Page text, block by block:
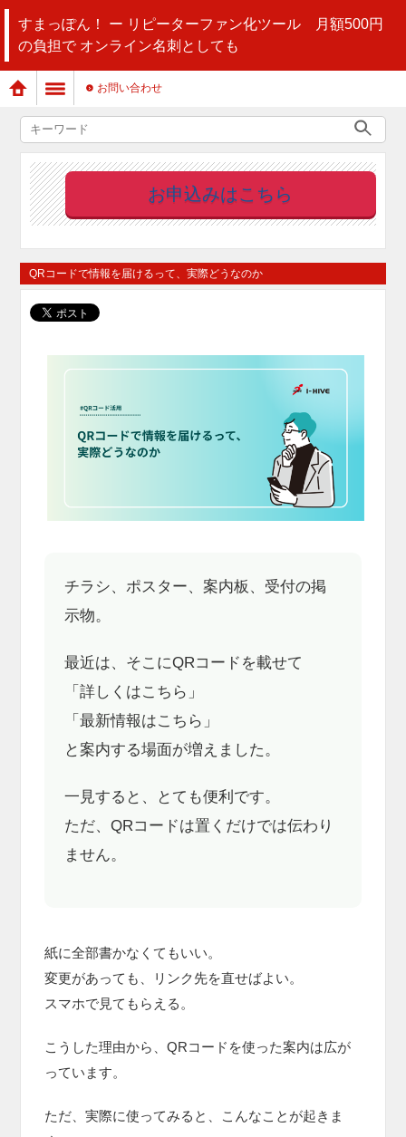
すまっぽん！ ー リピーターファン化ツール 月額500円
の負担で オンライン名刺としても
お問い合わせ
お申込みはこちら
QRコードで情報を届けるって、実際どうなのか
チラシ、ポスター、案内板、受付の掲
示物。
最近は、そこにQRコードを載せて
「詳しくはこちら」
「最新情報はこちら」
と案内する場面が増えました。
一見すると、とても便利です。
ただ、QRコードは置くだけでは伝わり
ません。
紙に全部書かなくてもいい。
変更があっても、リンク先を直せばよい。
スマホで見てもらえる。
こうした理由から、QRコードを使った案内は広が
っています。
ただ、実際に使ってみると、こんなことが起きま